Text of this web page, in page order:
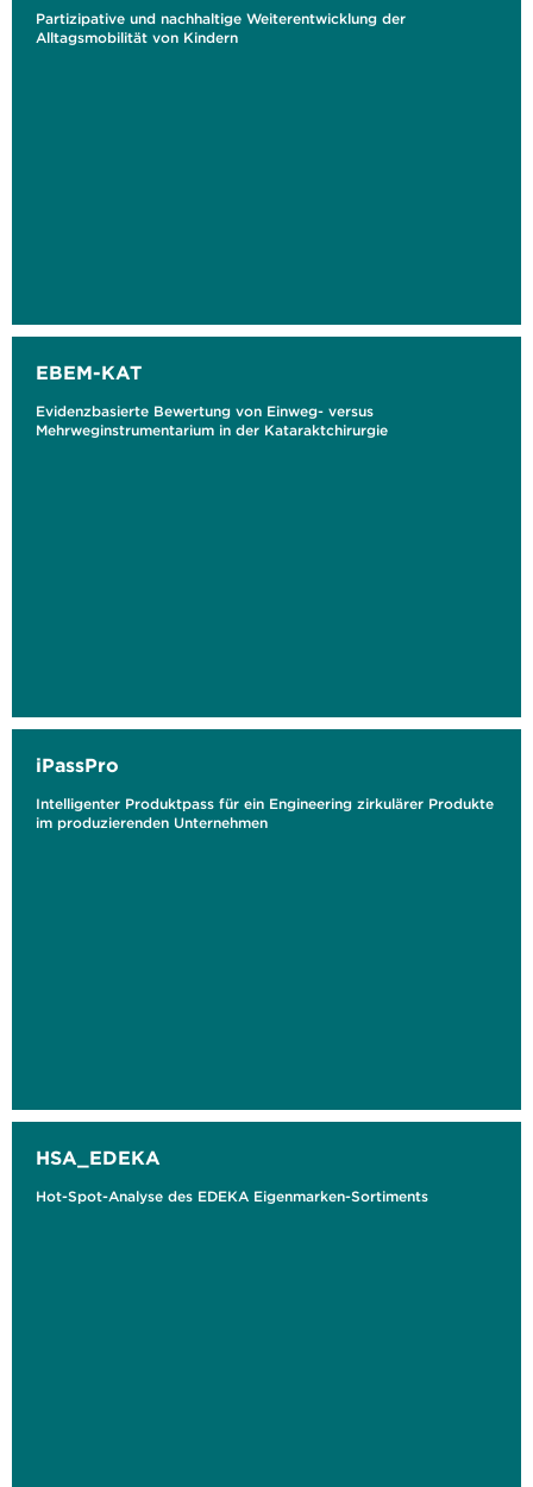
Partizipative und nachhaltige Weiterentwicklung der
Alltagsmobilität von Kindern
EBEM-KAT
Evidenzbasierte Bewertung von Einweg- versus
Mehrweginstrumentarium in der Kataraktchirurgie
iPassPro
Intelligenter Produktpass für ein Engineering zirkulärer Produkte
im produzierenden Unternehmen
HSA_EDEKA
Hot-Spot-Analyse des EDEKA Eigenmarken-Sortiments